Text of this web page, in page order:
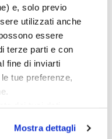
e, solo previo
utilizzati anche
essere
terze parti e con
fine di inviarti
tue preferenze,
a prendere visione
Mostra dettagli
e serie tv. Vive a
pubblicati da
Non ci sono
(2018), vincitore
la Letteratura
Prize for
è un mestiere